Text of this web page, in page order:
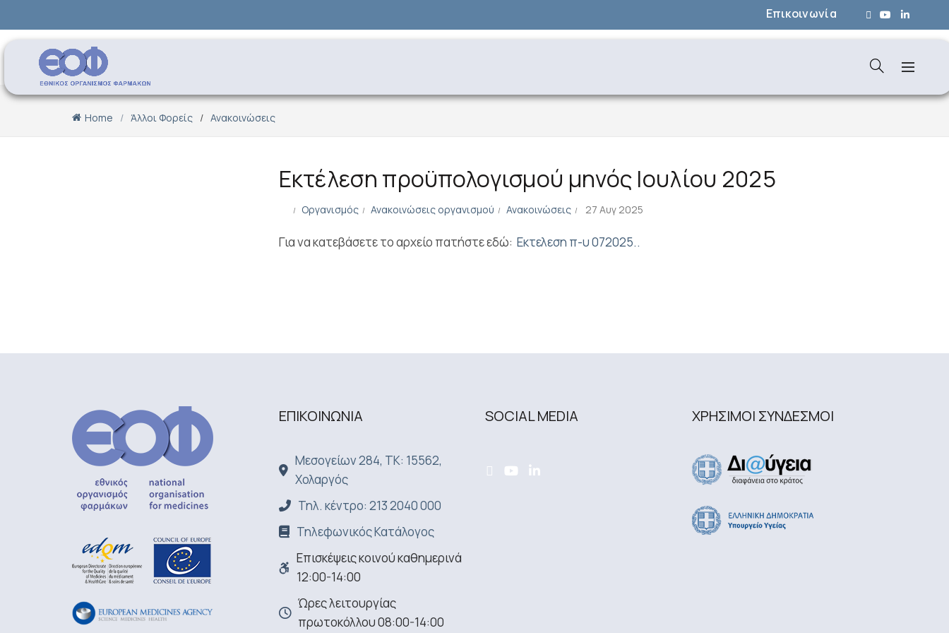
Επικοινωνία
Home Άλλοι Φορείς Ανακοινώσεις
Eκτέλεση προϋπολογισμού μηνός Ιουλίου 2025
Οργανισμός Ανακοινώσεις οργανισμού Ανακοινώσεις 27 Αυγ 2025
Για να κατεβάσετε το αρχείο πατήστε εδώ: Εκτελεση π-υ 072025..
ΕΠΙΚΟΙΝΩΝΙA
Μεσογείων 284, ΤΚ: 15562,
Χολαργός
Τηλ. κέντρο: 213 2040 000
Τηλεφωνικός Κατάλογος
Επισκέψεις κοινού καθημερινά
12:00-14:00
Ώρες λειτουργίας
πρωτοκόλλου 08:00-14:00
SOCIAL MEDIA ΧΡΗΣΙΜΟΙ ΣΥΝΔΕΣΜΟΙ